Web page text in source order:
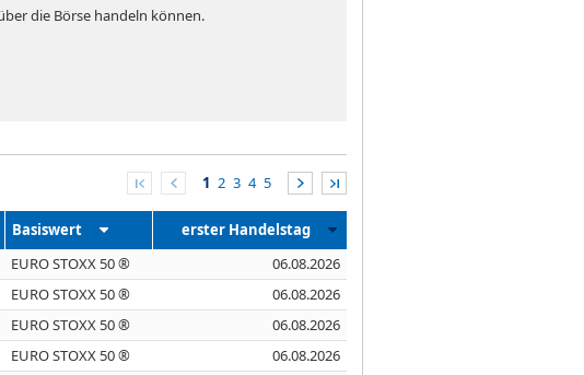
die Börse handeln können.
1 2 3 4 5
Basiswert
erster Handelstag
EURO STOXX 50 ®
06.08.2026
EURO STOXX 50 ®
06.08.2026
EURO STOXX 50 ®
06.08.2026
EURO STOXX 50 ®
06.08.2026